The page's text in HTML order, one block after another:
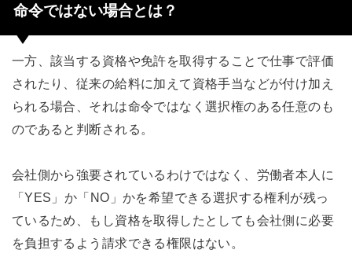
命令ではない場合とは？
一方、該当する資格や免許を取得することで仕事で評価
されたり、従来の給料に加えて資格手当などが付け加え
られる場合、それは命令ではなく選択権のある任意のも
のであると判断される。
会社側から強要されているわけではなく、労働者本人に
「YES」か「NO」かを希望できる選択する権利が残っ
ているため、もし資格を取得したとしても会社側に必要
を負担するよう請求できる権限はない。